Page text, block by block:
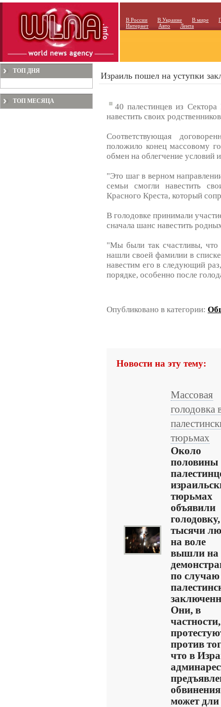
В России В Украине В мире
Интернет
Авто Лента
ТОП ДНЯ
ТОП МЕСЯЦА
Израиль пошел на уступки
40 палестинцев из Сектора
навестить своих
Соответствующая
положило конец массовому
обмен на облегчение условий
"Это шаг в верном
семьи смогли навестить
Красного Креста, который
В голодовке принимали
сначала шанс навестить
"Мы были так счастливы,
нашли своей фамилии в
навестим его в следующий
порядке, особенно после
Опубликовано в категории:
Новости на эту тему:
Массовая
голодовка
тюрьмах
Около
половины
тюрьмах
объявили
тысячи
на воле
вышли на
по
Они, в
частности,
против
что в
обвинения
может дли